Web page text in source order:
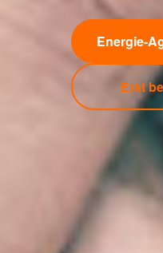
Energie-
Erst